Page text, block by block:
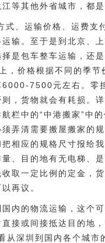
等其他外省城市，都是
式、运输价格、运费支
输。至于是到北京、
是包车整车运输，还
，价格根据不同的季节
7500元左右。零
，货物就会有耗损。
栏中的“中港搬家”中
弄清需要搬屋搬家的
相应的规格尺寸报给
、目的地有无电梯、
取一定比例的定金，
再议。
内的物流运输，这个
接或间接抵达目的地
从深圳到国内各个城市